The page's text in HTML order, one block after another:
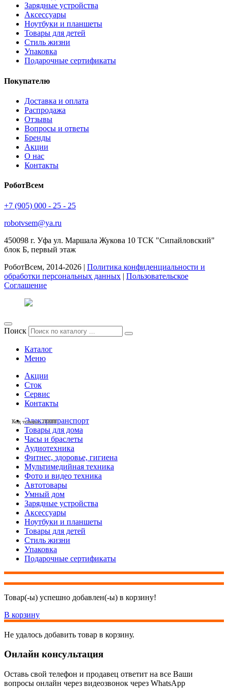
Код товара: 28581
Код товара: 28554
Код товара: 28553
Код товара: 28419
Код товара: 28395
Код товара: 28342
Код товара: 28341
Код товара: 28332
Код товара: 28269
Код товара: 28268
Код товара: 28246
Код товара: 28242
Зарядные устройства
Аксессуары
Ноутбуки и планшеты
Товары для детей
Стиль жизни
Упаковка
Подарочные сертификаты
Покупателю
Доставка и оплата
Распродажа
Отзывы
Вопросы и ответы
Бренды
Акции
О нас
Контакты
РоботВсем
+7 (905) 000 - 25 - 25
robotvsem@ya.ru
450098 г. Уфа ул. Маршала Жукова 10 ТСК "Сипайловский"
блок Б, первый этаж
РоботВсем, 2014-2026 | Политика конфиденциальности и
обработки персональных данных | Пользовательское
Соглашение
Поиск
Каталог
Меню
Акции
Сток
Сервис
Контакты
Электротранспорт
Товары для дома
Часы и браслеты
Аудиотехника
Фитнес, здоровье, гигиена
Мультимедийная техника
Фото и видео техника
Автотовары
Умный дом
Зарядные устройства
Аксессуары
Ноутбуки и планшеты
Товары для детей
Стиль жизни
Упаковка
Подарочные сертификаты
Товар(-ы) успешно добавлен(-ы) в корзину!
В корзину
Не удалось добавить товар в корзину.
Онлайн консультация
Оставь свой телефон и продавец ответит на все Ваши
вопросы онлайн через видеозвонок через WhatsApp